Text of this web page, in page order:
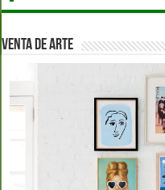
VENTA DE ARTE